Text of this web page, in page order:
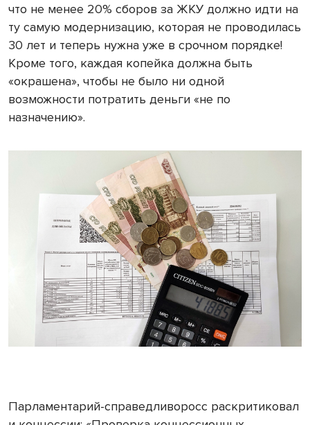
что не менее 20% сборов за ЖКУ должно идти на
ту самую модернизацию, которая не проводилась
30 лет и теперь нужна уже в срочном порядке!
Кроме того, каждая копейка должна быть
«окрашена», чтобы не было ни одной
возможности потратить деньги «не по
назначению».
Парламентарий-справедливоросс раскритиковал